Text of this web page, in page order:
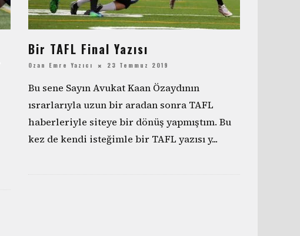
Bir TAFL Final Yazısı
Ozan Emre Yazıcı 23 Temmuz 2019
Bu sene Sayın Avukat Kaan Özaydının
ısrarlarıyla uzun bir aradan sonra TAFL
haberleriyle siteye bir dönüş yapmıştım. Bu
kez de kendi isteğimle bir TAFL yazısı y...